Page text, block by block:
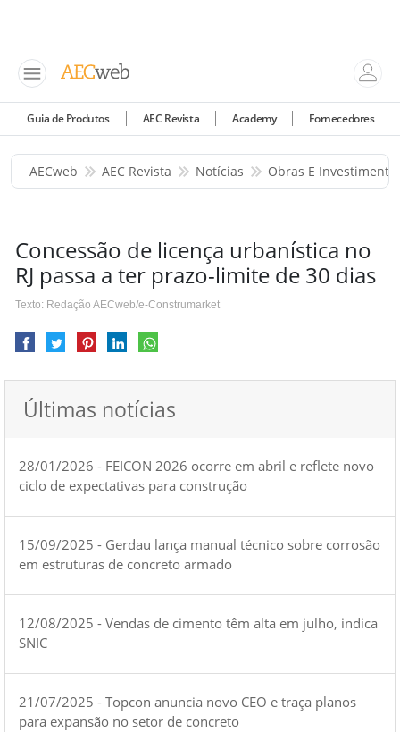
Guia de Produtos AEC Revista Academy Fornecedores
AECweb AEC Revista Notícias Obras E
Concessão de licença urbanística no
RJ passa a ter prazo-limite de 30 dias
Texto: Redação AECweb/e-Construmarket
Últimas notícias
28/01/2026 - FEICON 2026 ocorre em abril e reflete novo
ciclo de expectativas para construção
15/09/2025 - Gerdau lança manual técnico sobre corrosão
em estruturas de concreto armado
12/08/2025 - Vendas de cimento têm alta em julho, indica
SNIC
21/07/2025 - Topcon anuncia novo CEO e traça planos
para expansão no setor de concreto